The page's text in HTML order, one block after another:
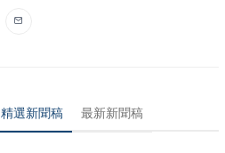
精選新聞稿 最新新聞稿